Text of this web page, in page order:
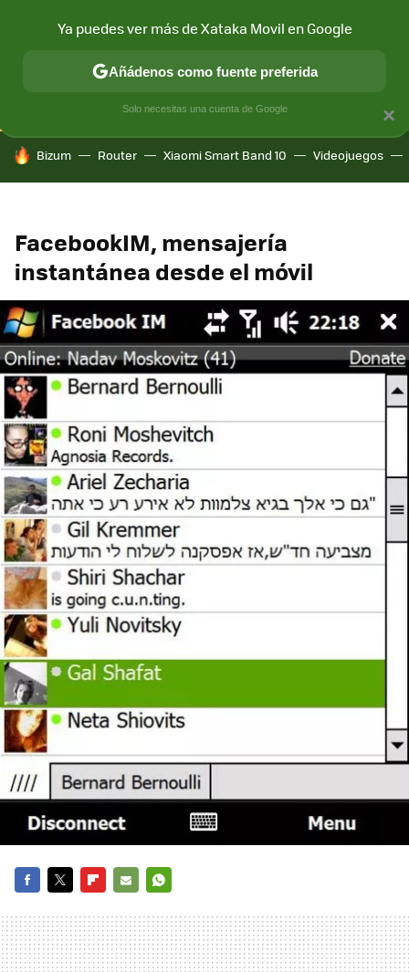
CONECTIVIDAD MÓVIL Y SOCIEDAD APLICACIONES
HOY SE HABLA DE
Bizum Router Xiaomi Smart Band 10 Videojuegos
FacebookIM, mensajería
instantánea desde el móvil
MAIL
×
Ya puedes ver más de Xataka Movil en Google
Añádenos como fuente preferida
Solo necesitas una cuenta de Google